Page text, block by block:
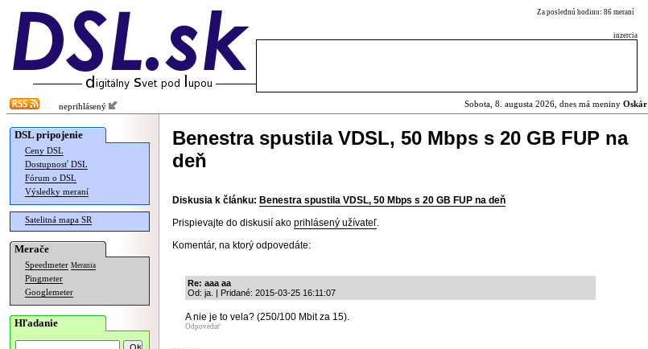
Za poslednú hodinu: 86 meraní
inzercia
neprihlásený Sobota, 8. augusta 2026, dnes má meniny Oskár
DSL pripojenie
Ceny DSL
Dostupnosť DSL
Fórum o DSL
Výsledky meraní
Satelitná mapa SR
Merače
Speedmeter Merania
Pingmeter
Googlemeter
Hľadanie
Benestra spustila VDSL, 50 Mbps s 20 GB FUP na
deň
Diskusia k článku: Benestra spustila VDSL, 50 Mbps s 20 GB FUP na deň
Prispievajte do diskusií ako prihlásený užívateľ.
Komentár, na ktorý odpovedáte:
Re: aaa aa
Od: ja. | Pridané: 2015-03-25 16:11:07
A nie je to vela? (250/100 Mbit za 15).
Odpovedať